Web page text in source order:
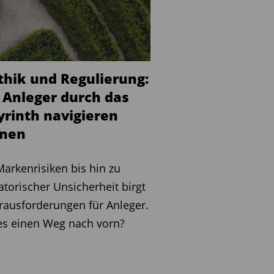
und Regulierung:
durch das
navigieren
bis hin zu
Unsicherheit birgt
für Anleger.
einen Weg nach vorn?